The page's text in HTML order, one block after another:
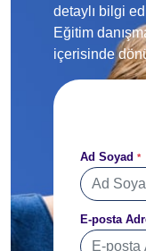
detaylı bilgi
Eğitim
içerisinde
Ad Soyad *
E-posta